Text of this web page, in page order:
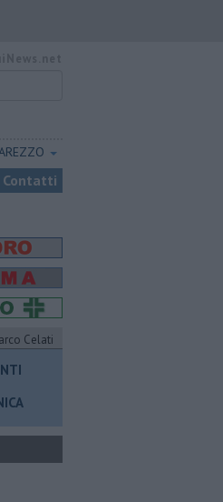
Contatti
Celati